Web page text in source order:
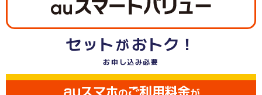
セットが おトク！
お申し込み必要